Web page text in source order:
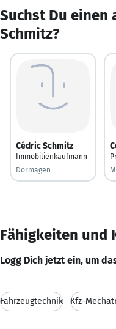
Suchst Du einen
Schmitz?
Cédric Schmitz
Immobilienkaufmann
Dormagen
Fähigkeiten und
Logg Dich jetzt ein, um
Fahrzeugtechnik Kfz-